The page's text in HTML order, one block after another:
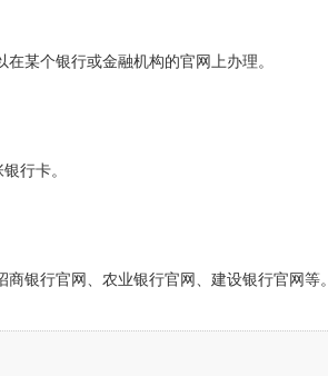
某个银行或金融机构的官网上办理。
行卡。
银行官网、农业银行官网、建设银行官网等。